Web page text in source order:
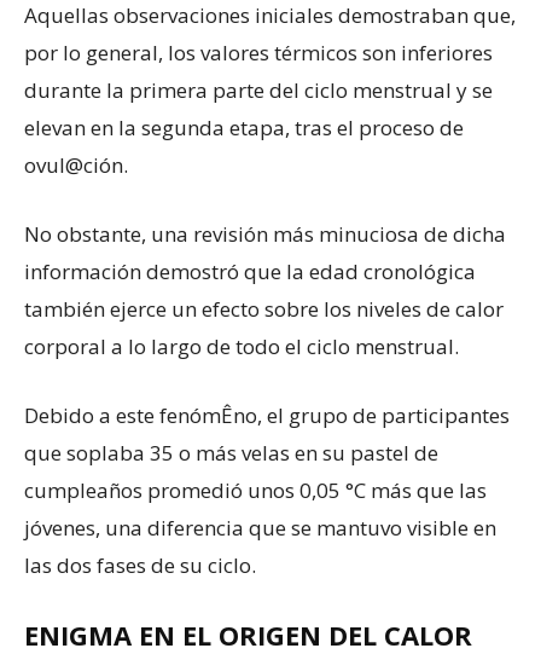
Aquellas observaciones iniciales demostraban que,
por lo general, los valores térmicos son inferiores
durante la primera parte del ciclo menstrual y se
elevan en la segunda etapa, tras el proceso de
ovul@ción.
No obstante, una revisión más minuciosa de dicha
información demostró que la edad cronológica
también ejerce un efecto sobre los niveles de calor
corporal a lo largo de todo el ciclo menstrual.
Debido a este fenómÊno, el grupo de participantes
que soplaba 35 o más velas en su pastel de
cumpleaños promedió unos 0,05 °C más que las
jóvenes, una diferencia que se mantuvo visible en
las dos fases de su ciclo.
ENIGMA EN EL ORIGEN DEL CALOR